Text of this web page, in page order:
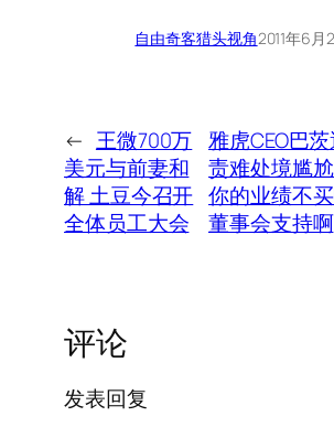
自由奇客猎头视角2011年6月
← 王微700万
美元与前妻和
解 土豆今召开
全体员工大会
雅虎CEO巴
责难处境尴
你的业绩不
董事会支持啊
评论
发表回复